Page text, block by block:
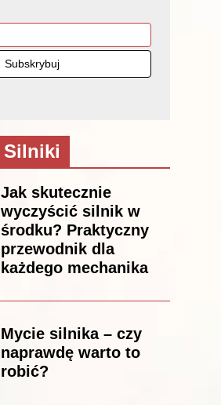
Silniki
Jak skutecznie
wyczyścić silnik w
środku? Praktyczny
przewodnik dla
każdego mechanika
Mycie silnika – czy
naprawdę warto to
robić?